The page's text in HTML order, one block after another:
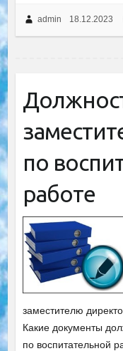
admin 18.12.2023
по
работе
заместителю
Какие документы
по воспитательной